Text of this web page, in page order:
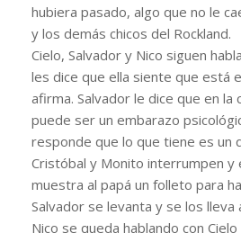
hubiera pasado, algo que no le
y los demás chicos del Rockland.
Cielo, Salvador y Nico siguen
les dice que ella siente que está
afirma. Salvador le dice que en la
puede ser un embarazo
responde que lo que tiene es un
Cristóbal y Monito interrumpen y
muestra al papá un folleto para
Salvador se levanta y se los lleva
Nico se queda hablando con